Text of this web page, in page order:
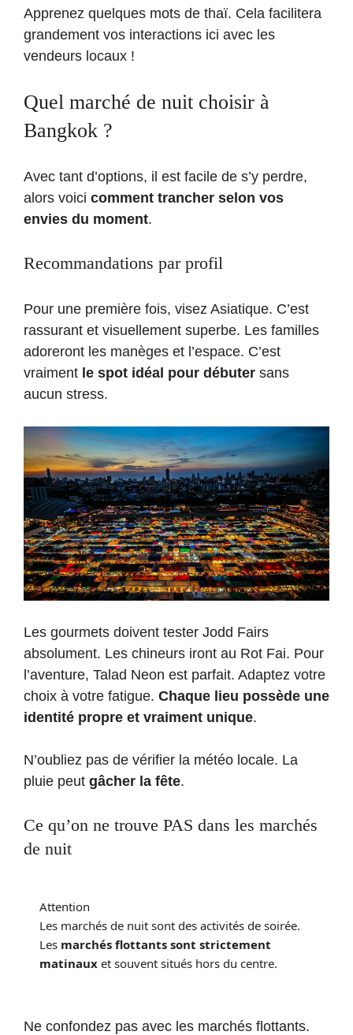
Apprenez quelques mots de thaï. Cela facilitera
grandement vos interactions ici avec les
vendeurs locaux !
Quel marché de nuit choisir à
Bangkok ?
Avec tant d’options, il est facile de s’y perdre,
alors voici comment trancher selon vos
envies du moment.
Recommandations par profil
Pour une première fois, visez Asiatique. C’est
rassurant et visuellement superbe. Les familles
adoreront les manèges et l’espace. C’est
vraiment le spot idéal pour débuter sans
aucun stress.
Les gourmets doivent tester Jodd Fairs
absolument. Les chineurs iront au Rot Fai. Pour
l’aventure, Talad Neon est parfait. Adaptez votre
choix à votre fatigue. Chaque lieu possède une
identité propre et vraiment unique.
N’oubliez pas de vérifier la météo locale. La
pluie peut gâcher la fête.
Ce qu’on ne trouve PAS dans les marchés
de nuit
Attention
Les marchés de nuit sont des activités de soirée.
Les marchés flottants sont strictement
matinaux et souvent situés hors du centre.
Ne confondez pas avec les marchés flottants.